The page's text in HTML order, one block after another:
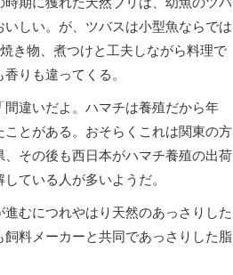
しい。が、ツバスは小型魚ならでは
き物、煮つけと工夫しながら料理で
りも違ってくる。
間違いだよ。ハマチは養殖だから年
とがある。おそらくこれは関東の方
その後も西日本がハマチ養殖の出荷
ている人が多いようだ。
むにつれやはり天然のあっさりした
料メーカーと共同であっさりした脂